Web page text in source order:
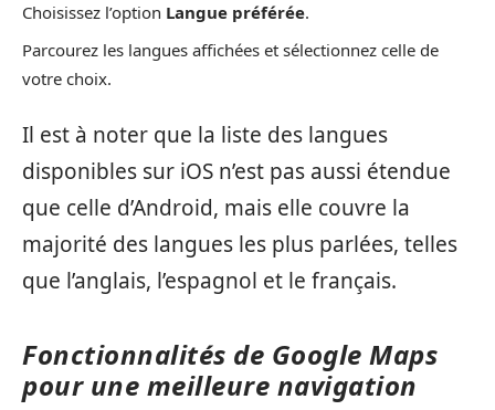
Choisissez l’option Langue préférée.
Parcourez les langues affichées et sélectionnez celle de
votre choix.
Il est à noter que la liste des langues
disponibles sur iOS n’est pas aussi étendue
que celle d’Android, mais elle couvre la
majorité des langues les plus parlées, telles
que l’anglais, l’espagnol et le français.
Fonctionnalités de Google Maps
pour une meilleure navigation